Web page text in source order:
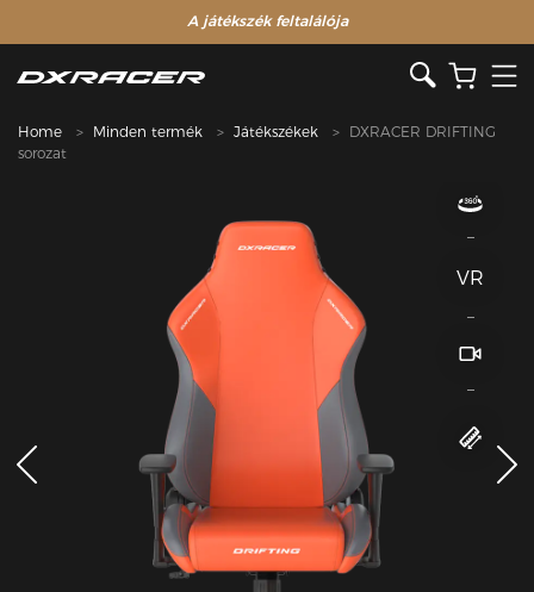
A játékszék feltalálója
Home Minden termék Játékszékek
DXRACER DRIFTING
sorozat
VR